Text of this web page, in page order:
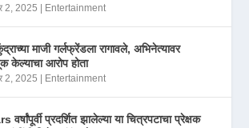
2, 2025 Entertainment
माजी गर्लफ्रेंडला रागावले, अभिनेत्यावर
केल्याचा आरोप होता
2, 2025 Entertainment
वर्षांपूर्वी प्रदर्शित झालेल्या या चित्रपटाचा प्रेक्षक